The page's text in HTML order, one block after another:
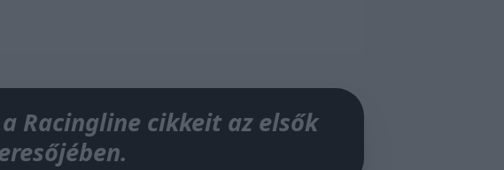
Racingline cikkeit az elsők